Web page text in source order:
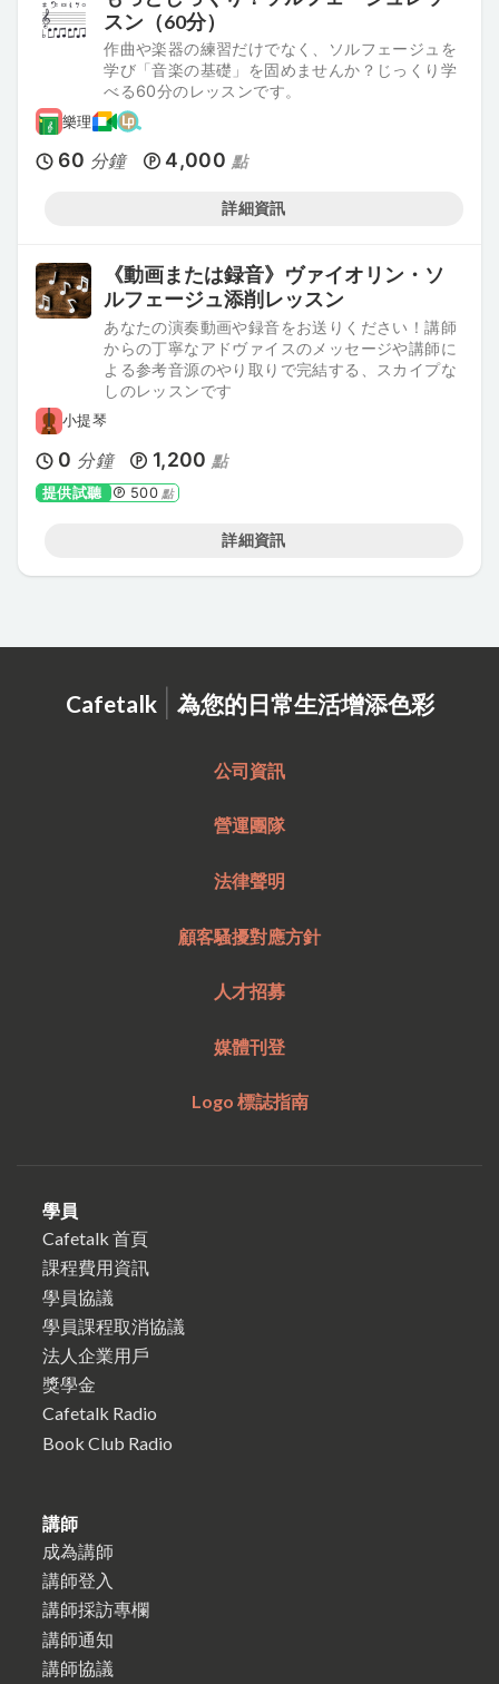
スン（60分）
作曲や楽器の練習だけでなく、ソルフェージュを
学び「音楽の基礎」を固めませんか？じっくり学
べる60分のレッスンです。
樂理
60 分鐘 4,000 點
詳細資訊
《動画または録音》ヴァイオリン・ソ
ルフェージュ添削レッスン
あなたの演奏動画や録音をお送りください！講師
からの丁寧なアドヴァイスのメッセージや講師に
よる参考音源のやり取りで完結する、スカイプな
しのレッスンです
小提琴
0 分鐘 1,200 點
提供試聽 500 點
詳細資訊
Cafetalk | 為您的日常生活增添色彩
公司資訊
營運團隊
法律聲明
顧客騷擾對應方針
人才招募
媒體刊登
Logo 標誌指南
學員
Cafetalk 首頁
課程費用資訊
學員協議
學員課程取消協議
法人企業用戶
獎學金
Cafetalk Radio
Book Club Radio
講師
成為講師
講師登入
講師採訪專欄
講師通知
講師協議